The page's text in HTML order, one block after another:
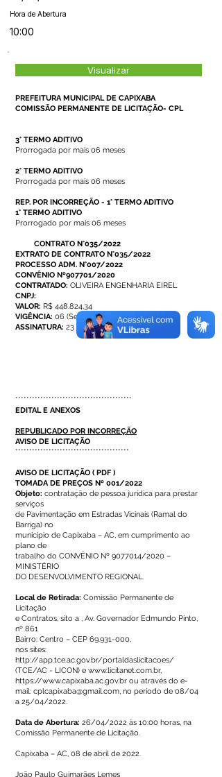
Hora de Abertura
10:00
Visualizar
PREFEITURA MUNICIPAL DE CAPIXABA
COMISSÃO PERMANENTE DE LICITAÇÃO- CPL
3° TERMO ADITIVO
Prorrogada por mais 06 meses
2° TERMO ADITIVO
Prorrogada por mais 06 meses
REP. POR INCORREÇÃO - 1° TERMO ADITIVO
1° TERMO ADITIVO
Prorrogado por mais 06 meses
CONTRATO N°035/2022
EXTRATO DE CONTRATO N°035/2022
PROCESSO ADM. N°007/2022
CONVÊNIO Nº907701/2020
CONTRATADO: OLIVEIRA ENGENHARIA EIREL
CNPJ:
VALOR: R$ 448.824,34
VIGÊNCIA: 06 (Seis) meses
ASSINATURA: 23 de junho de 2022.
******************************************
EDITAL E ANEXOS
REPUBLICADO POR INCORREÇÃO
AVISO DE LICITAÇÃO
*****************************************
AVISO DE LICITAÇÃO ( PDF )
TOMADA DE PREÇOS Nº 001/2022
Objeto: contratação de pessoa jurídica para prestar
serviços
de Pavimentação em Estradas Vicinais (Ramal do
Barriga) no
município de Capixaba – AC, em cumprimento ao
plano de
trabalho do CONVÊNIO Nº 9077014/2020 –
MINISTÉRIO
DO DESENVOLVIMENTO REGIONAL.
Local de Retirada: Comissão Permanente de
Licitação
e Contratos, sito a , Av. Governador Edmundo Pinto,
nº 861
Bairro: Centro – CEP 69.931-000,
nos sites:
http://app.tce.ac.gov.br/portaldaslicitacoes/
(TCE/AC - LICON) e www.licitanet.com.br,
https://www.capixaba.ac.gov.br ou através do e-
mail: cplcapixaba@gmail.com, no período de 08/04
a 25/04/2022.
Data de Abertura: 26/04/2022 às 10:00 horas, na
Comissão Permanente de Licitação.
Capixaba – AC, 08 de abril de 2022.
João Paulo Guimarães Lemes